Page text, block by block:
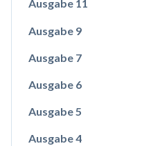
Ausgabe 11
Ausgabe 9
Ausgabe 7
Ausgabe 6
Ausgabe 5
Ausgabe 4